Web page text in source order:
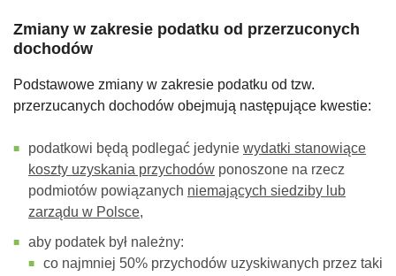
Zmiany w zakresie podatku od przerzuconych
dochodów
Podstawowe zmiany w zakresie podatku od tzw.
przerzucanych dochodów obejmują następujące kwestie:
podatkowi będą podlegać jedynie wydatki stanowiące
koszty uzyskania przychodów ponoszone na rzecz
podmiotów powiązanych niemających siedziby lub
zarządu w Polsce,
aby podatek był należny:
co najmniej 50% przychodów uzyskiwanych przez taki